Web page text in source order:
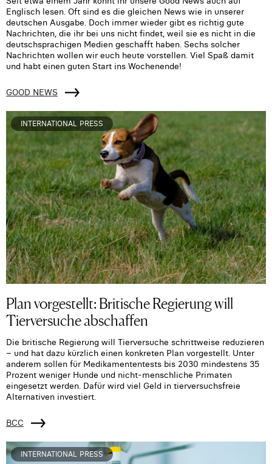
Englisch lesen. Oft sind es die gleichen News wie in unserer
deutschen Ausgabe. Doch immer wieder gibt es richtig gute
Nachrichten, die ihr bei uns nicht findet, weil sie es nicht in die
deutschsprachigen Medien geschafft haben. Sechs solcher
Nachrichten wollen wir euch heute vorstellen. Viel Spaß damit
und habt einen guten Start ins Wochenende!
GOOD NEWS
INTERNATIONAL PRESS
Plan vorgestellt: Britische Regierung will
Tierversuche abschaffen
Die britische Regierung will Tierversuche schrittweise reduzieren
– und hat dazu kürzlich einen konkreten Plan vorgestellt. Unter
anderem sollen für Medikamententests bis 2030 mindestens 35
Prozent weniger Hunde und nicht-menschliche Primaten
eingesetzt werden. Dafür wird viel Geld in tierversuchsfreie
Alternativen investiert.
BCC
INTERNATIONAL PRESS